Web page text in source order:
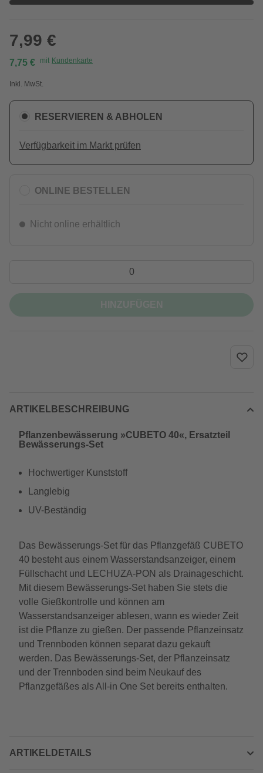
7,99 €
7,75 € mit Kundenkarte
Inkl. MwSt.
RESERVIEREN & ABHOLEN
Verfügbarkeit im Markt prüfen
ONLINE BESTELLEN
Nicht online erhältlich
ARTIKELBESCHREIBUNG
Pflanzenbewässerung »CUBETO 40«, Ersatzteil
Bewässerungs-Set
Hochwertiger Kunststoff
Langlebig
UV-Beständig
Das Bewässerungs-Set für das Pflanzgefäß CUBETO
40 besteht aus einem Wasserstandsanzeiger, einem
Füllschacht und LECHUZA-PON als Drainageschicht.
Mit diesem Bewässerungs-Set haben Sie stets die
volle Gießkontrolle und können am
Wasserstandsanzeiger ablesen, wann es wieder Zeit
ist die Pflanze zu gießen. Der passende Pflanzeinsatz
und Trennboden können separat dazu gekauft
werden. Das Bewässerungs-Set, der Pflanzeinsatz
und der Trennboden sind beim Neukauf des
Pflanzgefäßes als All-in One Set bereits enthalten.
ARTIKELDETAILS